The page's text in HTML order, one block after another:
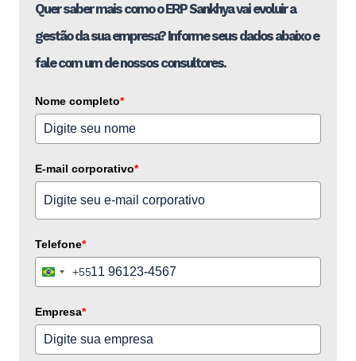
Quer saber mais como o ERP Sankhya vai evoluir a
gestão da sua empresa? Informe seus dados abaixo e
fale com um de nossos consultores.
Nome completo*
E-mail corporativo*
Telefone*
Brazil+55
Empresa*